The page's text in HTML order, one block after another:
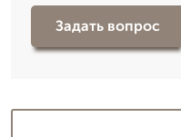
Задать вопрос